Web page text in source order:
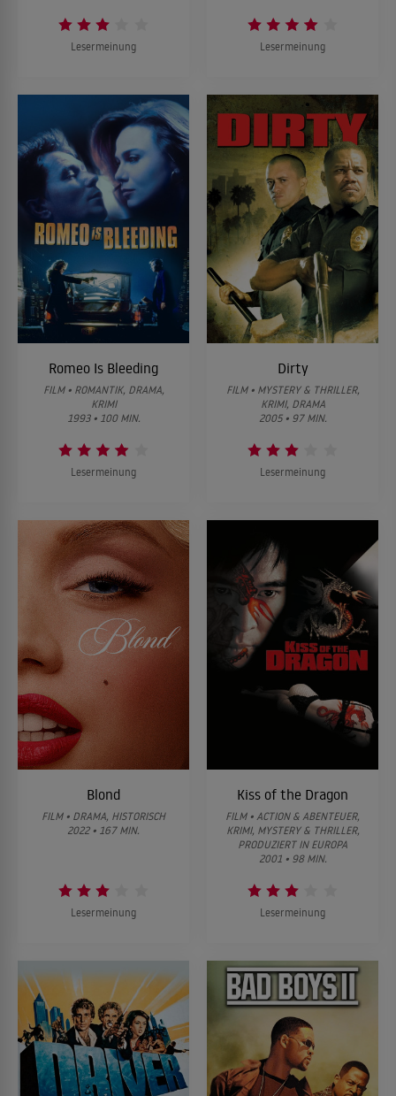
Lesermeinung Lesermeinung
Romeo Is Bleeding
FILM • ROMANTIK, DRAMA,
KRIMI
1993 • 100 MIN.
Lesermeinung
Dirty
FILM • MYSTERY & THRILLER,
KRIMI, DRAMA
2005 • 97 MIN.
Lesermeinung
Blond
FILM • DRAMA, HISTORISCH
2022 • 167 MIN.
Lesermeinung
Kiss of the Dragon
FILM • ACTION & ABENTEUER,
KRIMI, MYSTERY & THRILLER,
PRODUZIERT IN EUROPA
2001 • 98 MIN.
Lesermeinung